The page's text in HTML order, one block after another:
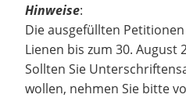
Hinweise:
Die ausgefüllten
Lienen bis zum 30. August
Sollten Sie
wollen, nehmen Sie bitte